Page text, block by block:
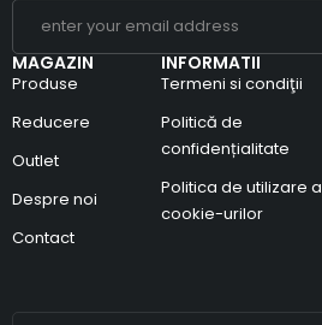
MAGAZIN
Produse
Reducere
Outlet
Despre noi
Contact
INFORMATII
Termeni si condiţii
Politică de
confidențialitate
Politica de utilizare a
cookie-urilor